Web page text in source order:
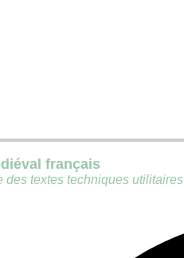
français
des textes techniques utilitaires